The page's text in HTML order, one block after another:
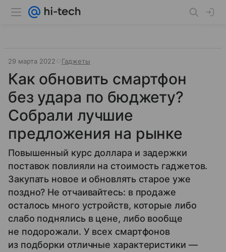
29 марта 2022 Гаджеты
Как обновить смартфон
без удара по бюджету?
Собрали лучшие
предложения на рынке
Повышенный курс доллара и задержки
поставок повлияли на стоимость гаджетов.
Закупать новое и обновлять старое уже
поздно? Не отчаивайтесь: в продаже
осталось много устройств, которые либо
слабо поднялись в цене, либо вообще
не подорожали. У всех смартфонов
из подборки отличные характеристики —